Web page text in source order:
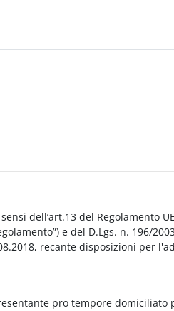
dell’art.13 del Regolamento
e del D.Lgs. n. 196/
recante disposizioni per
pro tempore domiciliato